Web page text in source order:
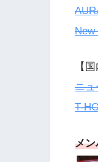
New
【
ニュ
T-
メン